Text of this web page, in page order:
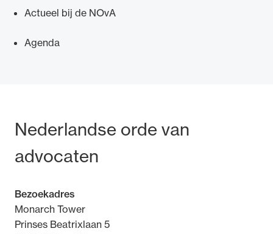
Actueel bij de NOvA
Agenda
Bezoek- en postadres
Nederlandse orde van
advocaten
Bezoekadres
Monarch Tower
Prinses Beatrixlaan 5